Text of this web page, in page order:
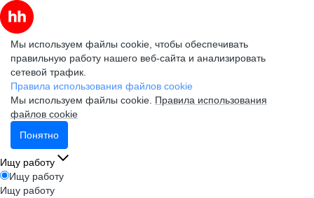
Мы используем файлы cookie, чтобы обеспечивать
правильную работу нашего веб-сайта и анализировать
сетевой трафик.
Правила использования файлов cookie
Мы используем файлы cookie. Правила использования
файлов cookie
Понятно
Ищу работу
Ищу работу
Ищу работу